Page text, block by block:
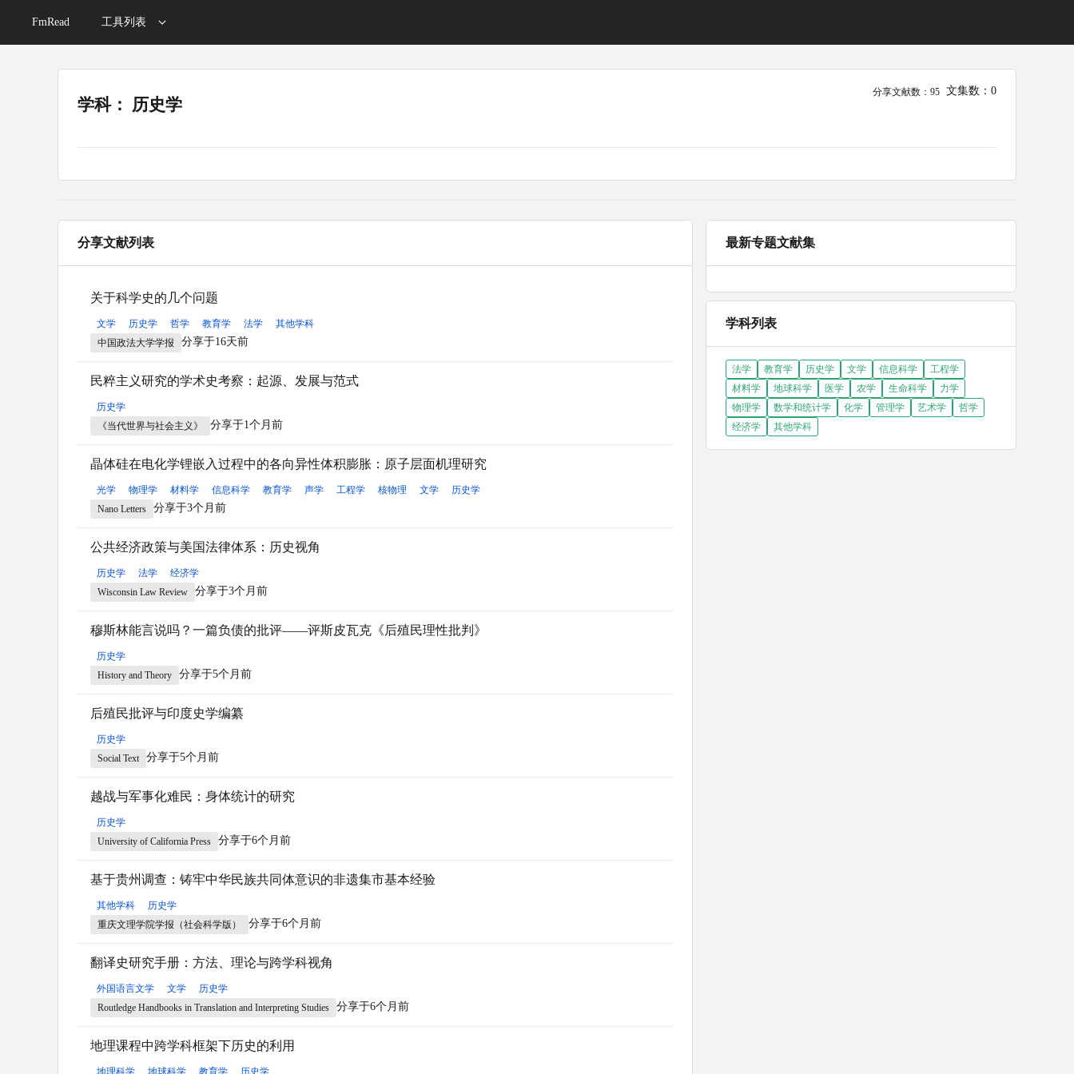
FmRead 工具列表
学科： 历史学
分享文献数：95 文集数：0
分享文献列表
关于科学史的几个问题
文学 历史学 哲学 教育学 法学
其他学科
中国政法大学学报
分享于16天前
民粹主义研究的学术史考察：起源、发展与范式
历史学
《当代世界与社会主义》
分享于1个月前
晶体硅在电化学锂嵌入过程中的各向异性体积膨胀：原子层面机理研究
光学 物理学 材料学 信息科学 教育学 声学 工程学 核物理 文学
历史学
Nano Letters
分享于3个月前
公共经济政策与美国法律体系：历史视角
历史学 法学
经济学
Wisconsin Law Review
分享于3个月前
穆斯林能言说吗？一篇负债的批评——评斯皮瓦克《后殖民理性批判》
历史学
History and Theory
分享于5个月前
后殖民批评与印度史学编纂
历史学
Social Text
分享于5个月前
越战与军事化难民：身体统计的研究
历史学
University of California Press
分享于6个月前
基于贵州调查：铸牢中华民族共同体意识的非遗集市基本经验
其他学科
历史学
重庆文理学院学报（社会科学版）
分享于6个月前
翻译史研究手册：方法、理论与跨学科视角
外国语言文学 文学
历史学
Routledge Handbooks in Translation and Interpreting Studies
分享于6个月前
地理课程中跨学科框架下历史的利用
地理科学 地球科学 教育学 历史学
最新专题文献集
学科列表
法学 教育学 历史学 文学 信息科学
工程学
材料学
地球科学 医学 农学 生命科学
力学
物理学
数学和统计学 化学 管理学 艺术学
哲学
经济学
其他学科